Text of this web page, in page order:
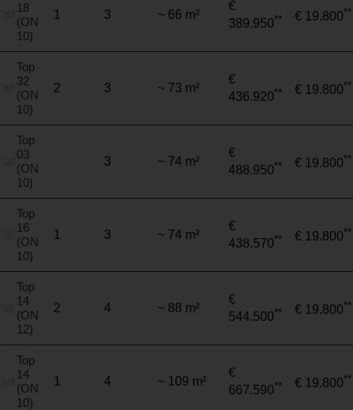
18
(ON
10)
1 3 ~ 66 m²
€
389.950** € 19.800**
Top
32
(ON
10)
2 3 ~ 73 m²
€
436.920** € 19.800**
Top
03
(ON
10)
3 ~ 74 m²
€
488.950** € 19.800**
Top
16
(ON
10)
1 3 ~ 74 m²
€
438.570** € 19.800**
Top
14
(ON
12)
2 4 ~ 88 m²
€
544.500** € 19.800**
Top
14
(ON
10)
1 4 ~ 109 m²
€
667.590** € 19.800**